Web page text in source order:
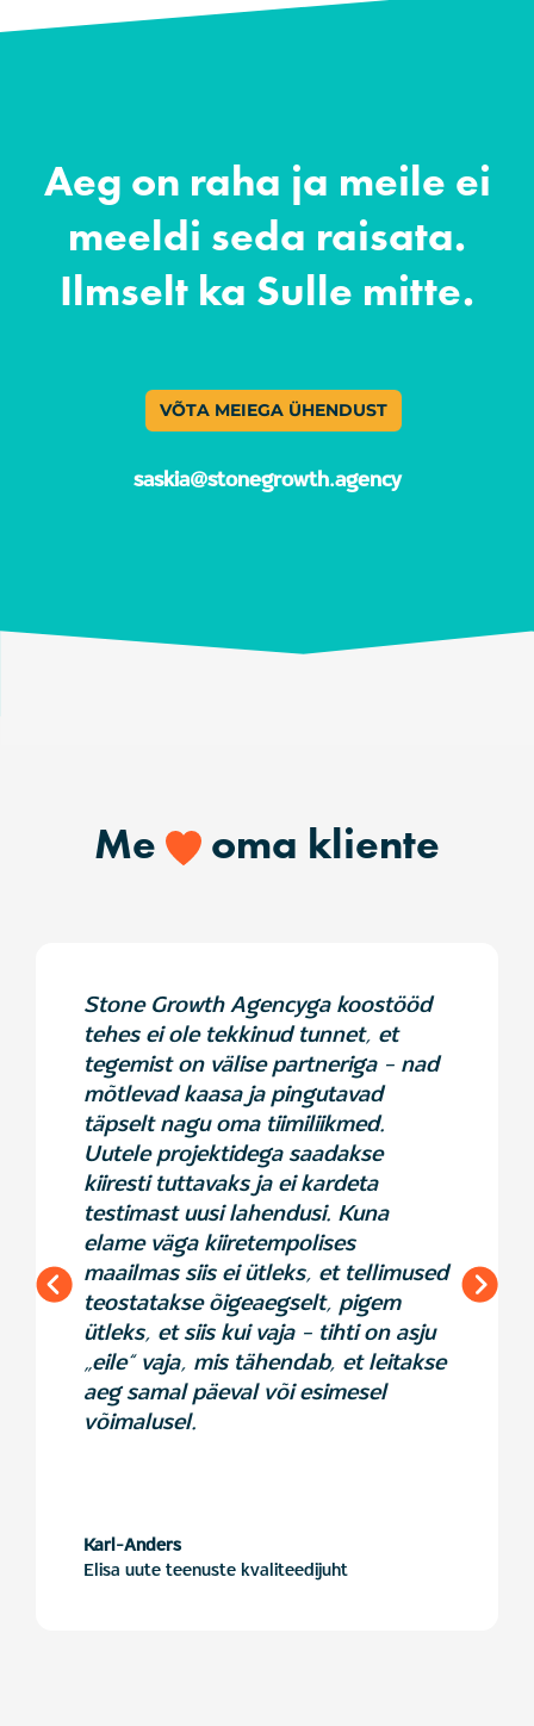
Aeg on raha ja meile ei
meeldi seda raisata.
Ilmselt ka Sulle mitte.
VÕTA MEIEGA ÜHENDUST
saskia@stonegrowth.agency
Me oma kliente
Stone Growth Agencyga koostööd
tehes ei ole tekkinud tunnet, et
tegemist on välise partneriga – nad
mõtlevad kaasa ja pingutavad
täpselt nagu oma tiimiliikmed.
Uutele projektidega saadakse
kiiresti tuttavaks ja ei kardeta
testimast uusi lahendusi. Kuna
elame väga kiiretempolises
maailmas siis ei ütleks, et tellimused
teostatakse õigeaegselt, pigem
ütleks, et siis kui vaja – tihti on asju
„eile“ vaja, mis tähendab, et leitakse
aeg samal päeval või esimesel
võimalusel.
Karl-Anders
Elisa uute teenuste kvaliteedijuht